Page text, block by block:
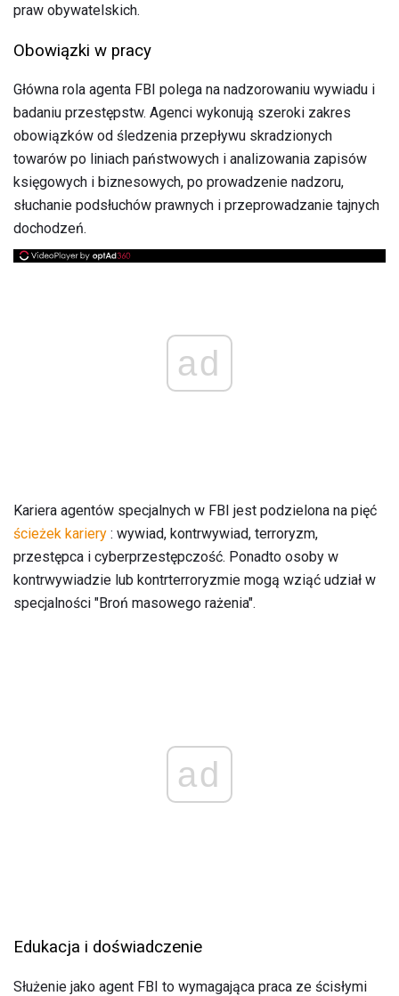
praw obywatelskich.
Obowiązki w pracy
Główna rola agenta FBI polega na nadzorowaniu wywiadu i
badaniu przestępstw. Agenci wykonują szeroki zakres
obowiązków od śledzenia przepływu skradzionych
towarów po liniach państwowych i analizowania zapisów
księgowych i biznesowych, po prowadzenie nadzoru,
słuchanie podsłuchów prawnych i przeprowadzanie tajnych
dochodzeń.
ad
Kariera agentów specjalnych w FBI jest podzielona na pięć
ścieżek kariery : wywiad, kontrwywiad, terroryzm,
przestępca i cyberprzestępczość. Ponadto osoby w
kontrwywiadzie lub kontrterroryzmie mogą wziąć udział w
specjalności "Broń masowego rażenia".
ad
Edukacja i doświadczenie
Służenie jako agent FBI to wymagająca praca ze ścisłymi